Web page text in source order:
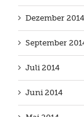
Dezember 2014
September
Juli 2014
Juni 2014